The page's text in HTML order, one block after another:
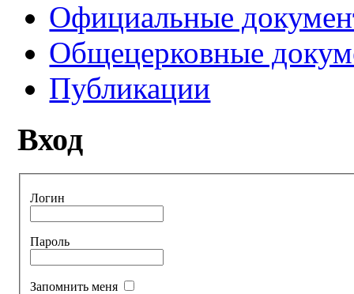
Официальные
Общецерковные
Публикации
Вход
Логин
Пароль
Запомнить меня